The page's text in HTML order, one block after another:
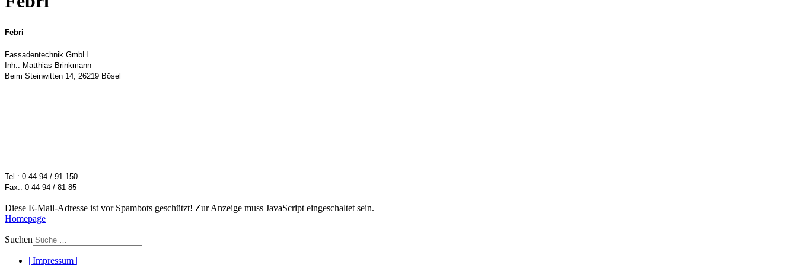
Febri
Fassadentechnik GmbH
Inh.: Matthias Brinkmann
Beim Steinwitten 14, 26219 Bösel
Tel.: 0 44 94 / 91 150
Fax.: 0 44 94 / 81 85
Diese E-Mail-Adresse ist vor Spambots geschützt! Zur Anzeige muss JavaScript eingeschaltet sein.
Homepage
Suchen
| Impressum |